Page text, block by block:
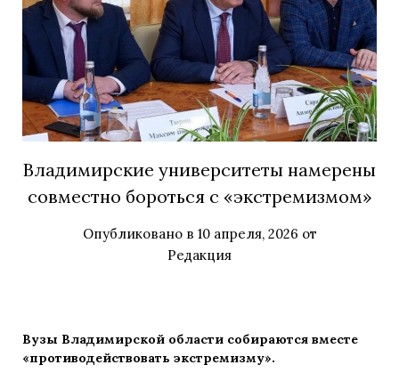
Владимирские университеты намерены
совместно бороться с «экстремизмом»
Опубликовано в 10 апреля, 2026 от
Редакция
Вузы Владимирской области собираются вместе
«противодействовать экстремизму».